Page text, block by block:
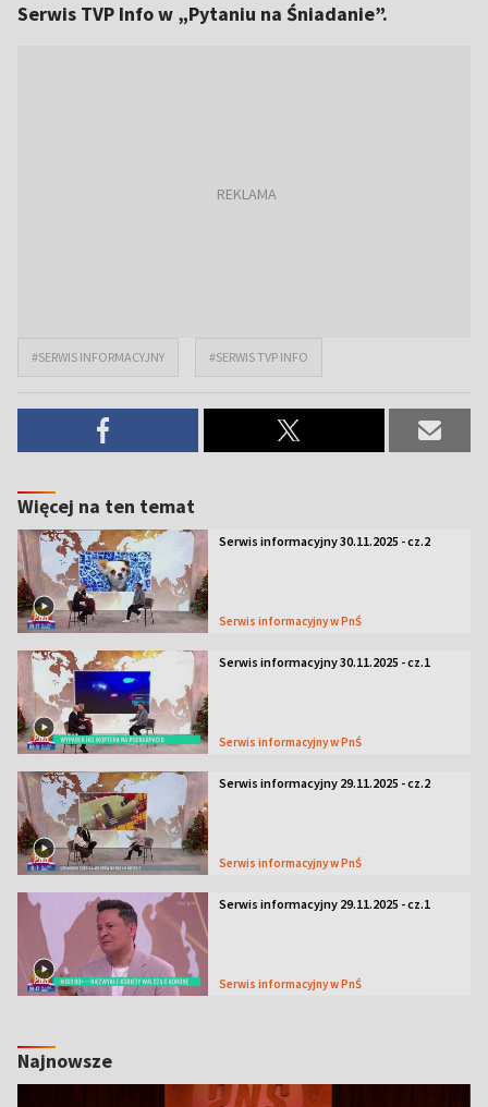
Serwis TVP Info w „Pytaniu na Śniadanie”.
#SERWIS INFORMACYJNY #SERWIS TVP INFO
Więcej na ten temat
Serwis informacyjny 30.11.2025 - cz.2
Serwis informacyjny w PnŚ
Serwis informacyjny 30.11.2025 - cz.1
Serwis informacyjny w PnŚ
Serwis informacyjny 29.11.2025 - cz.2
Serwis informacyjny w PnŚ
Serwis informacyjny 29.11.2025 - cz.1
Serwis informacyjny w PnŚ
Najnowsze